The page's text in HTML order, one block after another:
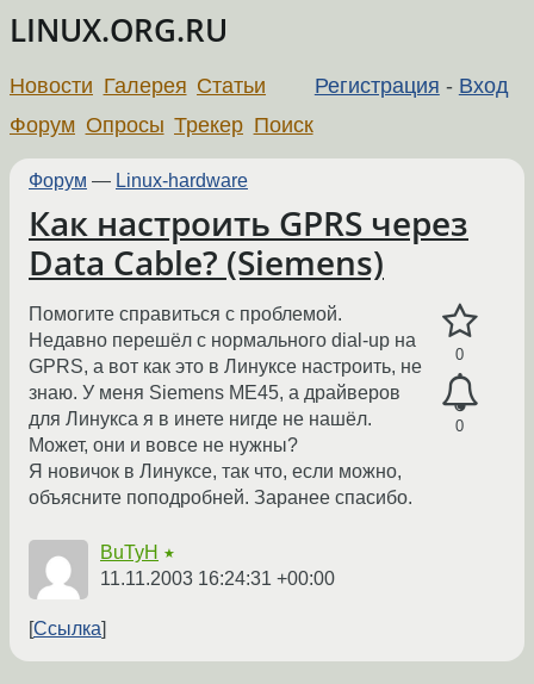
LINUX.ORG.RU
Регистрация - Вход
Новости Галерея Статьи
Форум Опросы Трекер Поиск
Форум — Linux-hardware
Как настроить GPRS через
Data Cable? (Siemens)
0
0
Помогите справиться с проблемой.
Недавно перешёл с нормального dial-up на
GPRS, а вот как это в Линуксе настроить, не
знаю. У меня Siemens ME45, а драйверов
для Линукса я в инете нигде не нашёл.
Может, они и вовсе не нужны?
Я новичок в Линуксе, так что, если можно,
объясните поподробней. Заранее спасибо.
BuTyH ★
11.11.2003 16:24:31 +00:00
Ссылка